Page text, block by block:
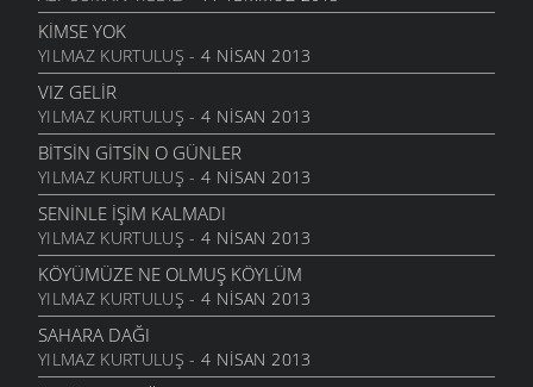
6 MART 2006
GEL
6 MART 2006
ANNE
6 MART 2006
NATAŞA
6 MART 2006
ACABA
6 MART 2006
DOLUDUR
6 MART 2006
DAHASI VAR
KIMSE YOK
YILMAZ KURTULUŞ - 4 NISAN 2013
VIZ GELIR
YILMAZ KURTULUŞ - 4 NISAN 2013
BITSIN GITSIN O GÜNLER
YILMAZ KURTULUŞ - 4 NISAN 2013
SENINLE İŞIM KALMADI
YILMAZ KURTULUŞ - 4 NISAN 2013
KÖYÜMÜZE NE OLMUŞ KÖYLÜM
YILMAZ KURTULUŞ - 4 NISAN 2013
SAHARA DAĞI
YILMAZ KURTULUŞ - 4 NISAN 2013